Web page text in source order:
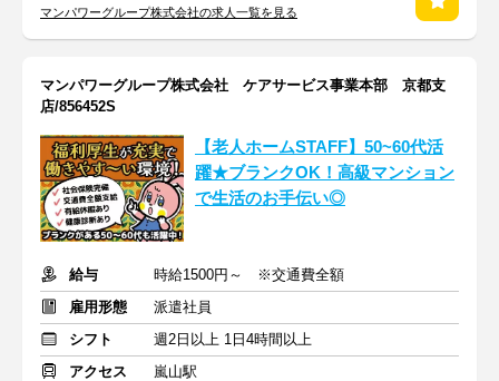
マンパワーグループ株式会社の求人一覧を見る
マンパワーグループ株式会社 ケアサービス事業本部 京都支
店/856452S
【老人ホームSTAFF】50~60代活
躍★ブランクOK！高級マンション
で生活のお手伝い◎
給与
時給1500円～ ※交通費全額
雇用形態
派遣社員
シフト
週2日以上 1日4時間以上
アクセス
嵐山駅